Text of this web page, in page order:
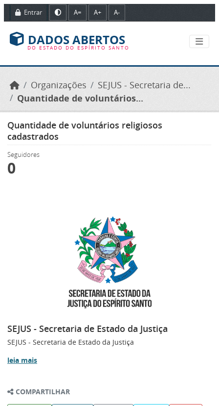
Ir para o conteúdo principal
Entrar A= A+ A-
DADOS ABERTOS
DO ESTADO DO ESPÍRITO SANTO
Organizações SEJUS - Secretaria de...
Quantidade de voluntários...
Quantidade de voluntários religiosos
cadastrados
Seguidores
0
SEJUS - Secretaria de Estado da Justiça
SEJUS - Secretaria de Estado da Justiça
leia mais
COMPARTILHAR